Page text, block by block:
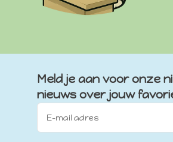
Meld je aan voor onze
nieuws over jouw